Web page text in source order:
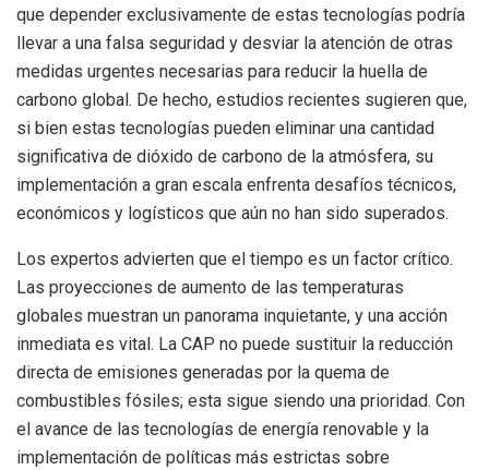
que depender exclusivamente de estas tecnologías podría
llevar a una falsa seguridad y desviar la atención de otras
medidas urgentes necesarias para reducir la huella de
carbono global. De hecho, estudios recientes sugieren que,
si bien estas tecnologías pueden eliminar una cantidad
significativa de dióxido de carbono de la atmósfera, su
implementación a gran escala enfrenta desafíos técnicos,
económicos y logísticos que aún no han sido superados.
Los expertos advierten que el tiempo es un factor crítico.
Las proyecciones de aumento de las temperaturas
globales muestran un panorama inquietante, y una acción
inmediata es vital. La CAP no puede sustituir la reducción
directa de emisiones generadas por la quema de
combustibles fósiles; esta sigue siendo una prioridad. Con
el avance de las tecnologías de energía renovable y la
implementación de políticas más estrictas sobre